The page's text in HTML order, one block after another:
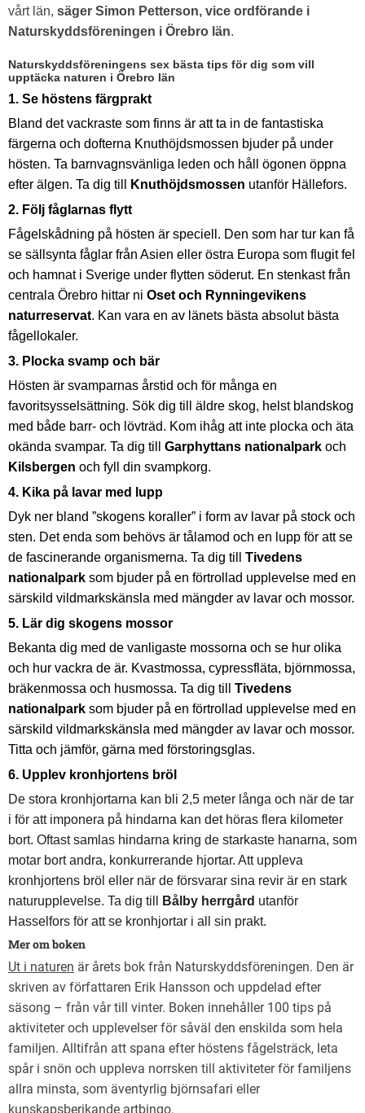
vårt län, säger Simon Petterson, vice ordförande i
Naturskyddsföreningen i Örebro län.
Naturskyddsföreningens sex bästa tips för dig som vill
upptäcka naturen i Örebro län
1. Se höstens färgprakt
Bland det vackraste som finns är att ta in de fantastiska
färgerna och dofterna Knuthöjdsmossen bjuder på under
hösten. Ta barnvagnsvänliga leden och håll ögonen öppna
efter älgen. Ta dig till
Knuthöjdsmossen utanför Hällefors.
2. Följ fåglarnas flytt
Fågelskådning på hösten är speciell. Den som har tur kan få
se sällsynta fåglar från Asien eller östra Europa som flugit fel
och hamnat i Sverige under flytten söderut. En stenkast från
centrala Örebro hittar ni Oset och Rynningevikens
naturreservat. Kan vara en av länets bästa absolut bästa
fågellokaler.
3. Plocka svamp och bär
Hösten är svamparnas årstid och för många en
favoritsysselsättning. Sök dig till äldre skog, helst blandskog
med både barr- och lövträd. Kom ihåg att inte plocka och äta
okända svampar. Ta dig till Garphyttans nationalpark och
Kilsbergen och fyll din svampkorg.
4. Kika på lavar med lupp
Dyk ner bland ”skogens koraller” i form av lavar på stock och
sten. Det enda som behövs är tålamod och en lupp för att se
de fascinerande organismerna. Ta dig till Tivedens
nationalpark som bjuder på en förtrollad upplevelse med en
särskild vildmarkskänsla med mängder av lavar och mossor.
5. Lär dig skogens mossor
Bekanta dig med de vanligaste mossorna och se hur olika
och hur vackra de är. Kvastmossa, cypressfläta, björnmossa,
bräkenmossa och husmossa. Ta dig till Tivedens
nationalpark som bjuder på en förtrollad upplevelse med en
särskild vildmarkskänsla med mängder av lavar och mossor.
Titta och jämför, gärna med förstoringsglas.
6. Upplev kronhjortens bröl
De stora kronhjortarna kan bli 2,5 meter långa och när de tar
i för att imponera på hindarna kan det höras flera kilometer
bort. Oftast samlas hindarna kring de starkaste hanarna, som
motar bort andra, konkurrerande hjortar. Att uppleva
kronhjortens bröl eller när de försvarar sina revir är en stark
naturupplevelse. Ta dig till Bålby herrgård utanför
Hasselfors för att se kronhjortar i all sin prakt.
Mer om boken
Ut i naturen är årets bok från Naturskyddsföreningen. Den är
skriven av författaren Erik Hansson och uppdelad efter
säsong – från vår till vinter. Boken innehåller 100 tips på
aktiviteter och upplevelser för såväl den enskilda som hela
familjen. Alltifrån att spana efter höstens fågelsträck, leta
spår i snön och uppleva norrsken till aktiviteter för familjens
allra minsta, som äventyrlig björnsafari eller
kunskapsberikande artbingo.